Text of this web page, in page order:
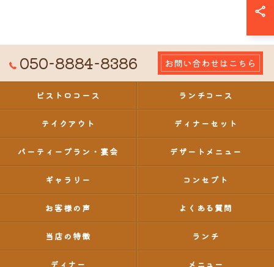
050-8884-8386 お問い合わせはこちら
ビストロコース ランチコース
テイクアウト ディナーセット
パーティープラン・宴会 デザートメニュー
ギャラリー コンセプト
お客様の声 よくある質問
当店の特徴 ランチ
ディナー メニュー